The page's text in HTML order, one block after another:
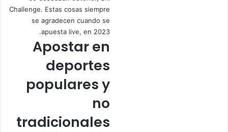
Challenge. Estas cosas siempre
se agradecen cuando se
apuesta live, en 2023.
Apostar en
deportes
populares y
no
tradicionales